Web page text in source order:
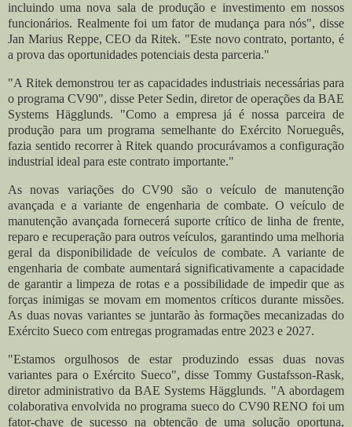
incluindo uma nova sala de produção e investimento em nossos
funcionários. Realmente foi um fator de mudança para nós", disse
Jan Marius Reppe, CEO da Ritek. "Este novo contrato, portanto, é
a prova das oportunidades potenciais desta parceria."
"A Ritek demonstrou ter as capacidades industriais necessárias para
o programa CV90", disse Peter Sedin, diretor de operações da BAE
Systems Hägglunds. "Como a empresa já é nossa parceira de
produção para um programa semelhante do Exército Norueguês,
fazia sentido recorrer à Ritek quando procurávamos a configuração
industrial ideal para este contrato importante."
As novas variações do CV90 são o veículo de manutenção
avançada e a variante de engenharia de combate. O veículo de
manutenção avançada fornecerá suporte crítico de linha de frente,
reparo e recuperação para outros veículos, garantindo uma melhoria
geral da disponibilidade de veículos de combate. A variante de
engenharia de combate aumentará significativamente a capacidade
de garantir a limpeza de rotas e a possibilidade de impedir que as
forças inimigas se movam em momentos críticos durante missões.
As duas novas variantes se juntarão às formações mecanizadas do
Exército Sueco com entregas programadas entre 2023 e 2027.
"Estamos orgulhosos de estar produzindo essas duas novas
variantes para o Exército Sueco", disse Tommy Gustafsson-Rask,
diretor administrativo da BAE Systems Hägglunds. "A abordagem
colaborativa envolvida no programa sueco do CV90 RENO foi um
fator-chave de sucesso na obtenção de uma solução oportuna,